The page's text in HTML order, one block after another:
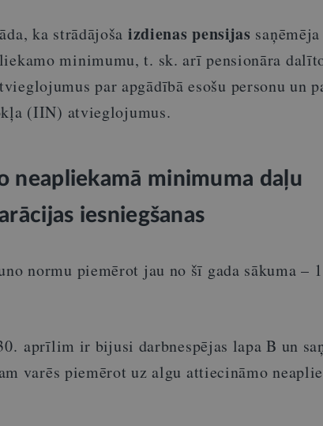
ka strādājoša izdienas pensijas
minimumu, t. sk. arī pensionāra
par apgādībā esošu personu un
(IIN) atvieglojumus.
neapliekamā minimuma daļu
iesniegšanas
normu piemērot jau no šī gada sākuma –
aprīlim ir bijusi darbnespējas lapa B un
varēs piemērot uz algu attiecināmo